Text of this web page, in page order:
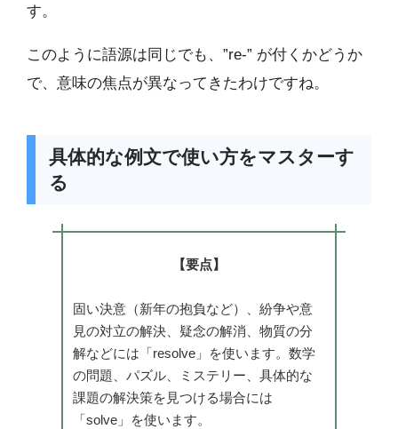
す。
このように語源は同じでも、”re-” が付くかどうか
で、意味の焦点が異なってきたわけですね。
具体的な例文で使い方をマスターす
る
【要点】
固い決意（新年の抱負など）、紛争や意
見の対立の解決、疑念の解消、物質の分
解などには「resolve」を使います。数学
の問題、パズル、ミステリー、具体的な
課題の解決策を見つける場合には
「solve」を使います。